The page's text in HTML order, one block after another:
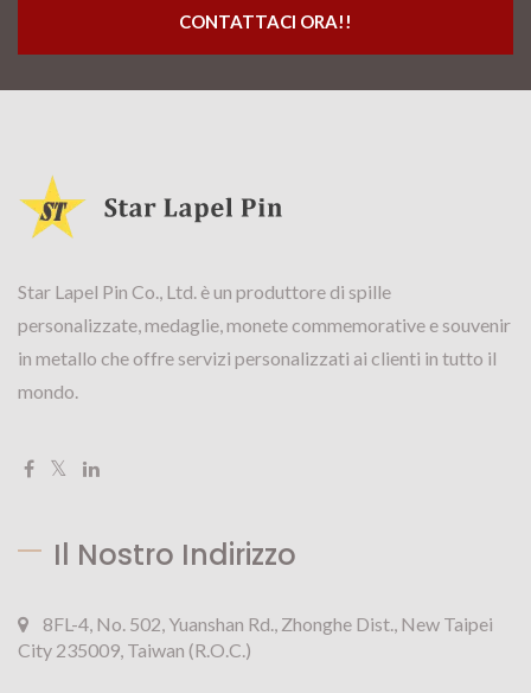
CONTATTACI ORA!!
Star Lapel Pin Co., Ltd. è un produttore di spille
personalizzate, medaglie, monete commemorative e souvenir
in metallo che offre servizi personalizzati ai clienti in tutto il
mondo.
Il Nostro Indirizzo
8FL-4, No. 502, Yuanshan Rd., Zhonghe Dist., New Taipei
City 235009, Taiwan (R.O.C.)